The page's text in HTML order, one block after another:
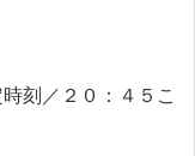
／２０：４５こ